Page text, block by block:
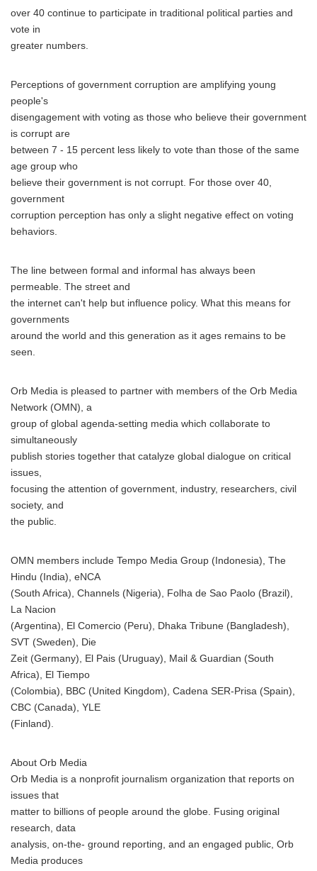
over 40 continue to participate in traditional political parties and
vote in
greater numbers.
Perceptions of government corruption are amplifying young
people's
disengagement with voting as those who believe their government
is corrupt are
between 7 - 15 percent less likely to vote than those of the same
age group who
believe their government is not corrupt. For those over 40,
government
corruption perception has only a slight negative effect on voting
behaviors.
The line between formal and informal has always been
permeable. The street and
the internet can't help but influence policy. What this means for
governments
around the world and this generation as it ages remains to be
seen.
Orb Media is pleased to partner with members of the Orb Media
Network (OMN), a
group of global agenda-setting media which collaborate to
simultaneously
publish stories together that catalyze global dialogue on critical
issues,
focusing the attention of government, industry, researchers, civil
society, and
the public.
OMN members include Tempo Media Group (Indonesia), The
Hindu (India), eNCA
(South Africa), Channels (Nigeria), Folha de Sao Paolo (Brazil),
La Nacion
(Argentina), El Comercio (Peru), Dhaka Tribune (Bangladesh),
SVT (Sweden), Die
Zeit (Germany), El Pais (Uruguay), Mail & Guardian (South
Africa), El Tiempo
(Colombia), BBC (United Kingdom), Cadena SER-Prisa (Spain),
CBC (Canada), YLE
(Finland).
About Orb Media
Orb Media is a nonprofit journalism organization that reports on
issues that
matter to billions of people around the globe. Fusing original
research, data
analysis, on-the- ground reporting, and an engaged public, Orb
Media produces